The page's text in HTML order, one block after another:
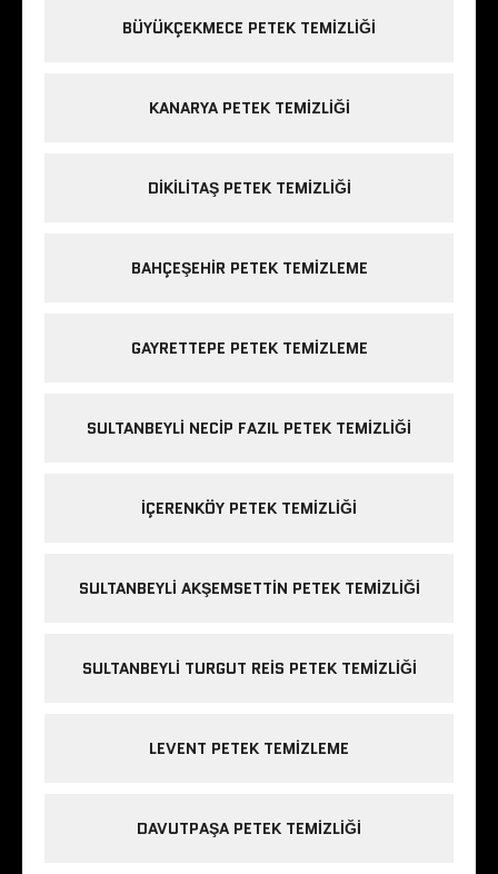
BÜYÜKÇEKMECE PETEK TEMIZLIĞI
KANARYA PETEK TEMIZLIĞI
DIKILITAŞ PETEK TEMIZLIĞI
BAHÇEŞEHIR PETEK TEMIZLEME
GAYRETTEPE PETEK TEMIZLEME
SULTANBEYLI NECIP FAZIL PETEK TEMIZLIĞI
IÇERENKÖY PETEK TEMIZLIĞI
SULTANBEYLI AKŞEMSETTIN PETEK TEMIZLIĞI
SULTANBEYLI TURGUT REIS PETEK TEMIZLIĞI
LEVENT PETEK TEMIZLEME
DAVUTPAŞA PETEK TEMIZLIĞI